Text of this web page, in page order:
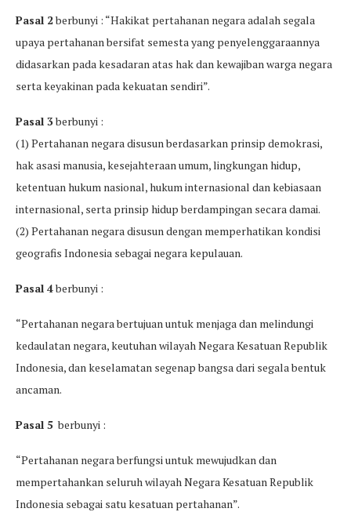
Pasal 2berbunyi : “Hakikat pertahanan negara adalah segala
upaya pertahanan bersifat semesta yang penyelenggaraannya
didasarkan pada kesadaran atas hak dan kewajiban warga negara
serta keyakinan pada kekuatan sendiri”.
Pasal 3berbunyi :
(1) Pertahanan negara disusun berdasarkan prinsip demokrasi,
hak asasi manusia, kesejahteraan umum, lingkungan hidup,
ketentuan hukum nasional, hukum internasional dan kebiasaan
internasional, serta prinsip hidup berdampingan secara damai.
(2) Pertahanan negara disusun dengan memperhatikan kondisi
geografis Indonesia sebagai negara kepulauan.
Pasal 4berbunyi :
“Pertahanan negara bertujuan untuk menjaga dan melindungi
kedaulatan negara, keutuhan wilayah Negara Kesatuan Republik
Indonesia, dan keselamatan segenap bangsa dari segala bentuk
ancaman.
Pasal 5 berbunyi :
“Pertahanan negara berfungsi untuk mewujudkan dan
mempertahankan seluruh wilayah Negara Kesatuan Republik
Indonesia sebagai satu kesatuan pertahanan”.